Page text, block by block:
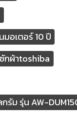
มอเตอร์ 10 ปี
กผ้าtoshiba
รัม รุ่น AW-